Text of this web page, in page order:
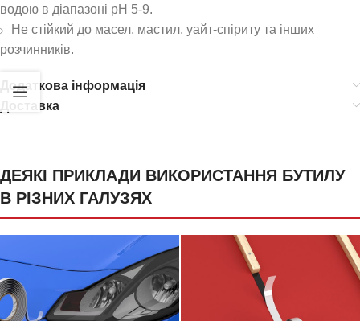
водою в діапазоні рН 5-9.
Не стійкий до масел, мастил, уайт-спіриту та інших
розчинників.
Додаткова інформація
Доставка
ДЕЯКІ ПРИКЛАДИ ВИКОРИСТАННЯ БУТИЛУ
В РІЗНИХ ГАЛУЗЯХ